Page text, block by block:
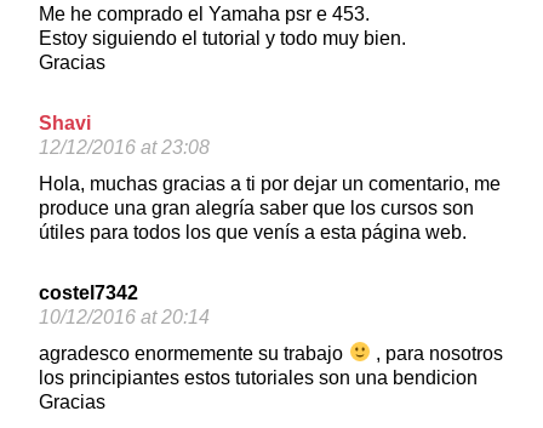
Me he comprado el Yamaha psr e 453.
Estoy siguiendo el tutorial y todo muy bien.
Gracias
Shavi
12/12/2016 at 23:08
Hola, muchas gracias a ti por dejar un comentario, me
produce una gran alegría saber que los cursos son
útiles para todos los que venís a esta página web.
costel7342
10/12/2016 at 20:14
agradesco enormemente su trabajo
, para nosotros
los principiantes estos tutoriales son una bendicion
Gracias